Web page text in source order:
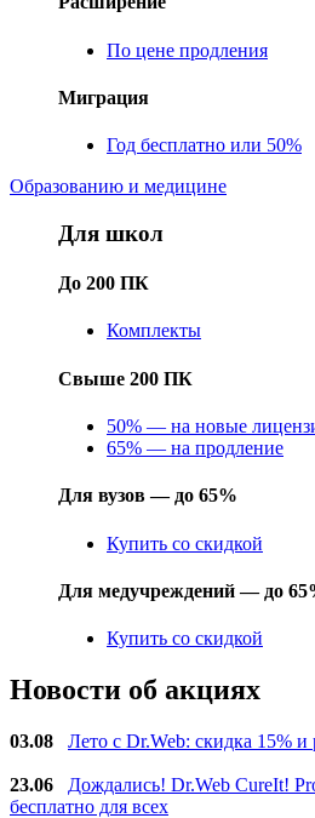
По цене продления
Миграция
Год бесплатно или 50%
Образованию и медицине
Для школ
До 200 ПК
Комплекты
Свыше 200 ПК
50% — на новые
65% — на продление
Для вузов — до 65%
Купить со скидкой
Для медучреждений — до
Купить со скидкой
Новости об акциях
03.08 Лето с Dr.Web: скидка 15%
23.06
Дождались! Dr.Web CureIt!
бесплатно для всех